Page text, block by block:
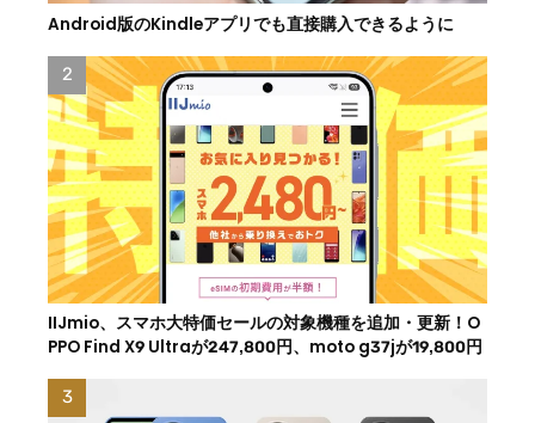
Android版のKindleアプリでも直接購入できるように
IIJmio、スマホ大特価セールの対象機種を追加・更新！O
PPO Find X9 Ultraが247,800円、moto g37jが19,800円